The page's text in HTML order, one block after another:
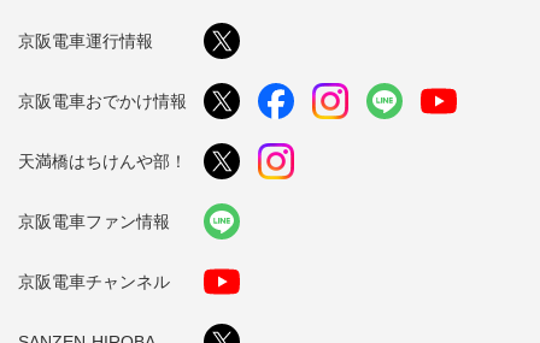
京阪電車運行情報
京阪電車おでかけ情報
天満橋はちけんや部！
京阪電車ファン情報
京阪電車チャンネル